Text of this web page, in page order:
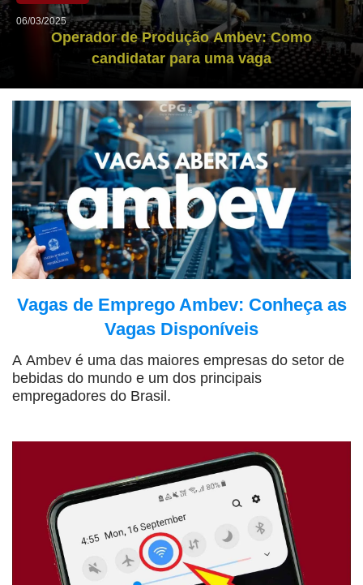
06/03/2025
Operador de Produção Ambev: Como
candidatar para uma vaga
Vagas de Emprego Ambev: Conheça as
Vagas Disponíveis
A Ambev é uma das maiores empresas do setor de
bebidas do mundo e um dos principais
empregadores do Brasil.